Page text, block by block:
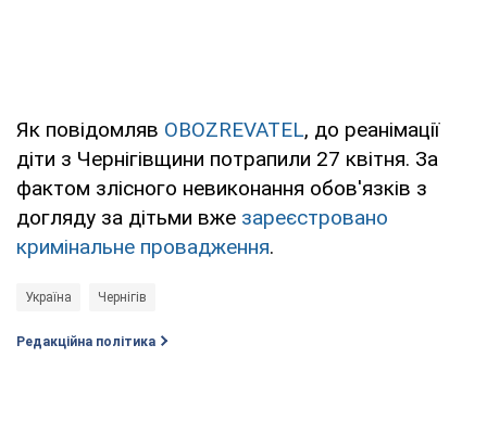
Як повідомляв OBOZREVATEL, до реанімації
діти з Чернігівщини потрапили 27 квітня. За
фактом злісного невиконання обов'язків з
догляду за дітьми вже зареєстровано
кримінальне провадження.
Україна Чернігів
Редакційна політика